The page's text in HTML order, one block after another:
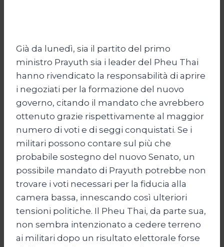
Già da lunedì, sia il partito del primo
ministro Prayuth sia i leader del Pheu Thai
hanno rivendicato la responsabilità di aprire
i negoziati per la formazione del nuovo
governo, citando il mandato che avrebbero
ottenuto grazie rispettivamente al maggior
numero di voti e di seggi conquistati. Se i
militari possono contare sul più che
probabile sostegno del nuovo Senato, un
possibile mandato di Prayuth potrebbe non
trovare i voti necessari per la fiducia alla
camera bassa, innescando così ulteriori
tensioni politiche. Il Pheu Thai, da parte sua,
non sembra intenzionato a cedere terreno
ai militari dopo un risultato elettorale forse